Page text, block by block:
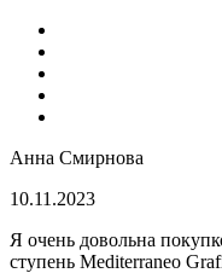
Анна Смирнова
10.11.2023
Я очень довольна
ступень Mediterraneo